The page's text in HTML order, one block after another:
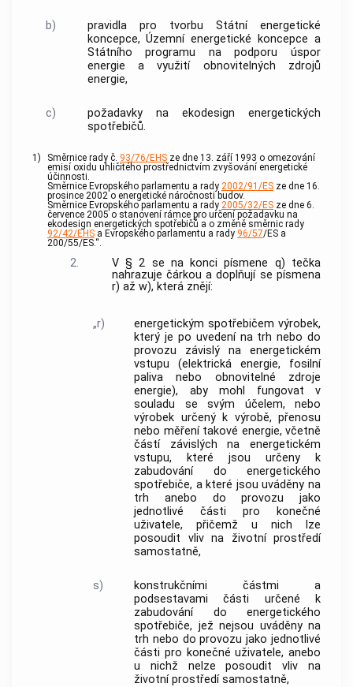
b)
pravidla pro tvorbu Státní energetické
koncepce, Územní energetické koncepce a
Státního programu na podporu úspor
energie a využití obnovitelných zdrojů
energie,
c)
požadavky na ekodesign energetických
spotřebičů.
1) Směrnice rady č. 93/76/EHS ze dne 13. září 1993 o omezování
emisí oxidu uhličitého prostřednictvím zvyšování energetické
účinnosti.
Směrnice Evropského parlamentu a rady 2002/91/ES ze dne 16.
prosince 2002 o energetické náročnosti budov.
Směrnice Evropského parlamentu a rady 2005/32/ES ze dne 6.
července 2005 o stanovení rámce pro určení požadavku na
ekodesign energetických spotřebičů a o změně směrnic rady
92/42/EHS a Evropského parlamentu a rady 96/57/ES a
200/55/ES.“.
2.
V § 2 se na konci písmene q) tečka
nahrazuje čárkou a doplňují se písmena
r) až w), která znějí:
„r)
energetickým spotřebičem výrobek,
který je po uvedení na trh nebo do
provozu závislý na energetickém
vstupu (elektrická energie, fosilní
paliva nebo obnovitelné zdroje
energie), aby mohl fungovat v
souladu se svým účelem, nebo
výrobek určený k výrobě, přenosu
nebo měření takové energie, včetně
částí závislých na energetickém
vstupu, které jsou určeny k
zabudování do energetického
spotřebiče, a které jsou uváděny na
trh anebo do provozu jako
jednotlivé části pro konečné
uživatele, přičemž u nich lze
posoudit vliv na životní prostředí
samostatně,
s)
konstrukčními částmi a
podsestavami části určené k
zabudování do energetického
spotřebiče, jež nejsou uváděny na
trh nebo do provozu jako jednotlivé
části pro konečné uživatele, anebo
u nichž nelze posoudit vliv na
životní prostředí samostatně,